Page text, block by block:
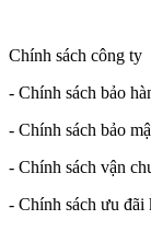
Chính sách công ty
- Chính sách bảo
- Chính sách bảo
- Chính sách vận
- Chính sách ưu đãi